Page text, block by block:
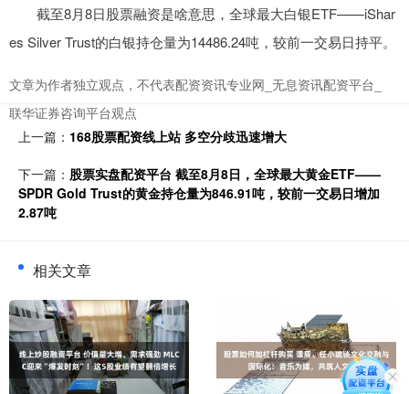
截至8月8日股票融资是啥意思，全球最大白银ETF——iShar
es Silver Trust的白银持仓量为14486.24吨，较前一交易日持平。
文章为作者独立观点，不代表配资资讯专业网_无息资讯配资平台_
联华证券咨询平台观点
上一篇： 168股票配资线上站 多空分歧迅速增大
下一篇： 股票实盘配资平台 截至8月8日，全球最大黄金ETF——
SPDR Gold Trust的黄金持仓量为846.91吨，较前一交易日增加
2.87吨
相关文章